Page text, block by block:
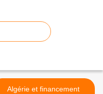
Algérie et financement